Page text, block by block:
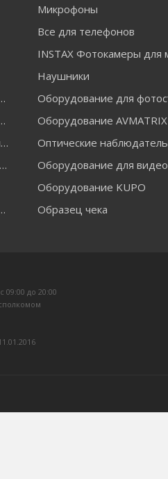
Микрофоны
Все для телефонов
Наушники
FALCON EYES
GRIFON
Оборудование AVMATRIX
Оборудование для видеосъемки GREENBEAN
Оптические и цифровые МИКРОСКОПЫ "МИКРОМЕД"
Оборудование KUPO
RAYLAB
Образец чека
до 20:00